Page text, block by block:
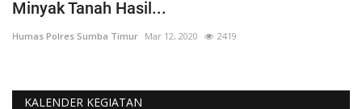
Minyak Tanah Hasil...
Humas Polres Sumba Timur Mar 12, 2020 2419
KALENDER KEGIATAN